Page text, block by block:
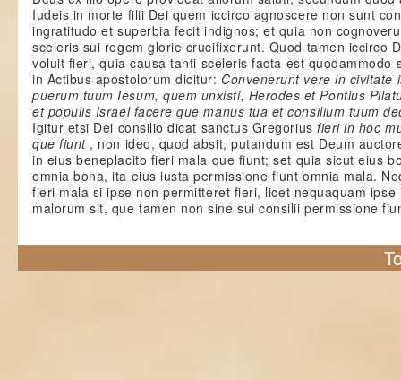
Iudeis in morte filii Dei quem iccirco agnoscere non sunt
ingratitudo et superbia fecit indignos; et quia non
sceleris sui regem glorie crucifixerunt. Quod tamen iccirco
voluit fieri, quia causa tanti sceleris facta est quodammodo
in Actibus apostolorum dicitur: Convenerunt vere in civitate
puerum tuum Iesum, quem unxisti, Herodes et Pontius
et populis Israel facere que manus tua et consilium tuum
Igitur etsi Dei consilio dicat sanctus Gregoriusfieri in hoc
que fiunt , non ideo, quod absit, putandum est Deum
in eius beneplacito fieri mala que fiunt; set quia sicut eius
omnia bona, ita eius iusta permissione fiunt omnia mala.
fieri mala si ipse non permitteret fieri, licet nequaquam
malorum sit, que tamen non sine sui consilii permissione